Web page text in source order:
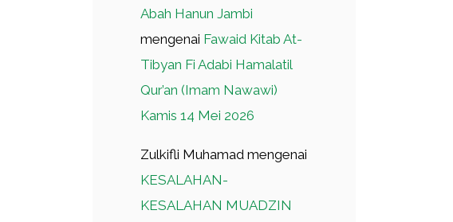
Abah Hanun Jambi
mengenai Fawaid Kitab At-
Tibyan Fi Adabi Hamalatil
Qur’an (Imam Nawawi)
Kamis 14 Mei 2026
Zulkifli Muhamad mengenai
KESALAHAN-
KESALAHAN MUADZIN